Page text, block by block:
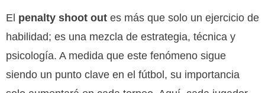
El penalty shoot out es más que solo un ejercicio de
habilidad; es una mezcla de estrategia, técnica y
psicología. A medida que este fenómeno sigue
siendo un punto clave en el fútbol, su importancia